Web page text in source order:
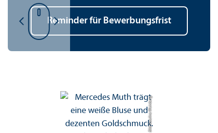
Reminder für Bewerbungs­frist
Bild: Joseline Weinberg